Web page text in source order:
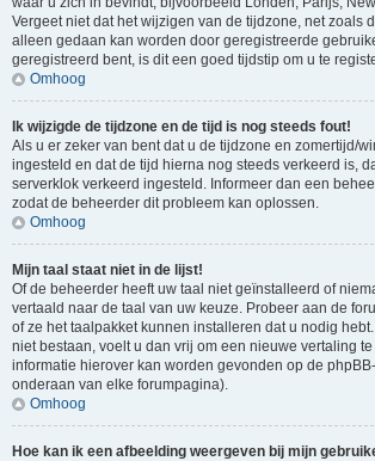
Vergeet niet dat het wijzigen van de tijdzone, net zoals
alleen gedaan kan worden door geregistreerde
geregistreerd bent, is dit een goed tijdstip om u te
Omhoog
Ik wijzigde de tijdzone en de tijd is nog steeds fout!
Als u er zeker van bent dat u de tijdzone en zomertijd/
ingesteld en dat de tijd hierna nog steeds verkeerd is,
serverklok verkeerd ingesteld. Informeer dan een
zodat de beheerder dit probleem kan oplossen.
Omhoog
Mijn taal staat niet in de lijst!
Of de beheerder heeft uw taal niet geïnstalleerd of
vertaald naar de taal van uw keuze. Probeer aan de
of ze het taalpakket kunnen installeren dat u nodig
niet bestaan, voelt u dan vrij om een nieuwe vertaling
informatie hierover kan worden gevonden op de
onderaan van elke forumpagina).
Omhoog
Hoe kan ik een afbeelding weergeven bij mijn